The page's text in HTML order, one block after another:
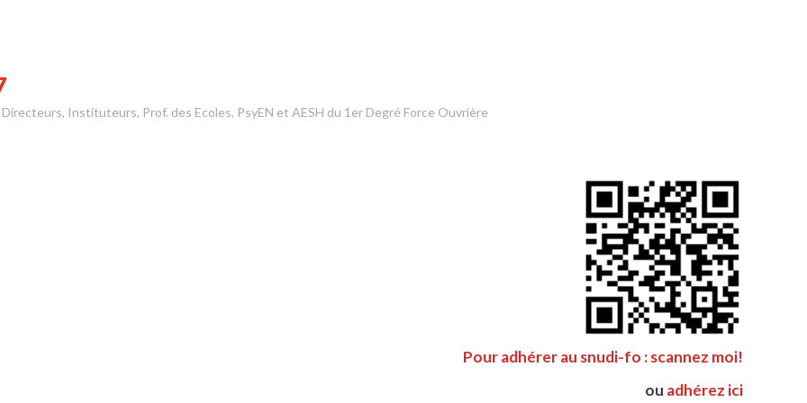
Instituteurs, Prof. des Ecoles, PsyEN et AESH du 1er Degré Force Ouvrière
Pour adhérer au snudi-fo : scannez moi!
ou adhérez ici